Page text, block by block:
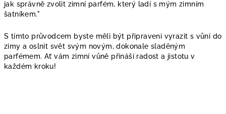
jak správně zvolit zimní parfém, který ladí s mým zimním
šatníkem."
S tímto průvodcem byste měli být připraveni vyrazit s vůní do
zimy a oslnit svět svým novým, dokonale sladěným
parfémem. Ať vám zimní vůně přináší radost a jistotu v
každém kroku!